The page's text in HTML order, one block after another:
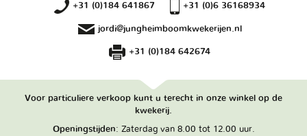
+31 (0)184 641867 +31 (0)6 36168934
jordi@jungheimboomkwekerijen.nl
+31 (0)184 642674
Voor particuliere verkoop kunt u terecht in onze winkel op de
kwekerij.
Openingstijden: Zaterdag van 8.00 tot 12.00 uur.